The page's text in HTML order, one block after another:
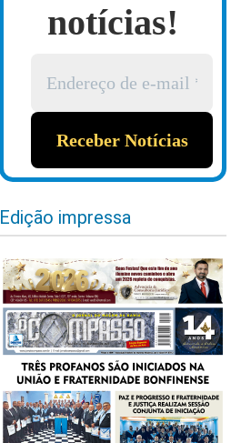
notícias!
Edição impressa